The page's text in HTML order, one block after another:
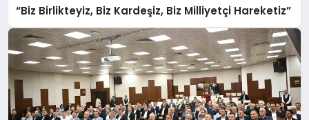
“Biz Birlikteyiz, Biz Kardeşiz, Biz Milliyetçi Hareketiz”